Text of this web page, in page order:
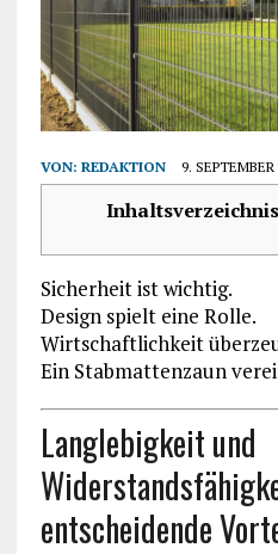
VON: REDAKTION 9. SEPTEMBER
Inhaltsverzeichnis
Sicherheit ist wichtig.
Design spielt eine Rolle.
Wirtschaftlichkeit
Ein Stabmattenzaun
Langlebigkeit und
entscheidende